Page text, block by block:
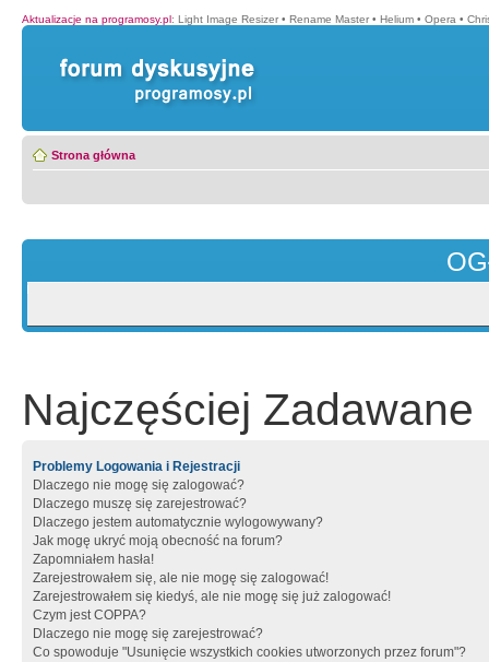
Aktualizacje na programosy.pl: Light Image Resizer • Rename Master • Helium • Opera •
Strona główna
Najczęściej Zadawane
Problemy Logowania i Rejestracji
Dlaczego nie mogę się zalogować?
Dlaczego muszę się zarejestrować?
Dlaczego jestem automatycznie wylogowywany?
Jak mogę ukryć moją obecność na forum?
Zapomniałem hasła!
Zarejestrowałem się, ale nie mogę się zalogować!
Zarejestrowałem się kiedyś, ale nie mogę się już zalogować!
Czym jest COPPA?
Dlaczego nie mogę się zarejestrować?
Co spowoduje "Usunięcie wszystkich cookies utworzonych przez forum"?